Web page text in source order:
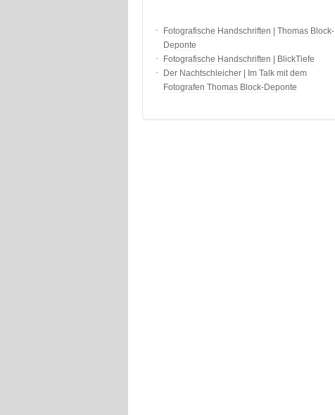
Fotografische Handschriften | Thomas Block-
Deponte
Fotografische Handschriften | BlickTiefe
Der Nachtschleicher | Im Talk mit dem
Fotografen Thomas Block-Deponte